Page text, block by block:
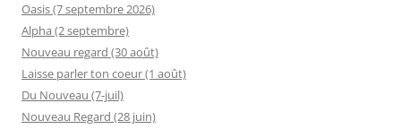
Oasis (7 septembre 2026)
Alpha (2 septembre)
Nouveau regard (30 août)
Laisse parler ton coeur (1 août)
Du Nouveau (7-juil)
Nouveau Regard (28 juin)